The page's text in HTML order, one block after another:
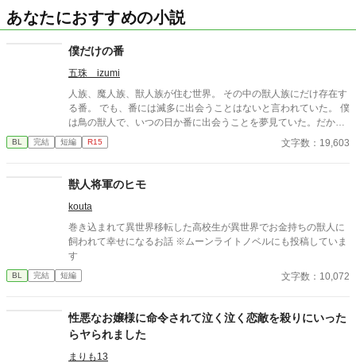
あなたにおすすめの小説
僕だけの番
五珠 izumi
人族、魔人族、獣人族が住む世界。 その中の獣人族にだけ存在す
る番。 でも、番には滅多に出会うことはないと言われていた。 僕
は鳥の獣人で、いつの日か番に出会うことを夢見ていた。だか
ら、これまで誰も好きにならず恋もしてこなかった。 それほどま
でに求めていた番に、バイト中めぐり逢えたんだけれど。 出会っ
は恋人もいて……。 後半、少し百合要素も含みます。苦手な方は
お気をつけ下さい。
BL 完結 短編 R15 文字数：19,603
獣人将軍のヒモ
kouta
巻き込まれて異世界移転した高校生が異世界でお金持ちの獣人に
飼われて幸せになるお話 ※ムーンライトノベルにも投稿していま
す
BL 完結 短編 文字数：10,072
性悪なお嬢様に命令されて泣く泣く恋敵を殺りにいった
らヤられました
まりも13